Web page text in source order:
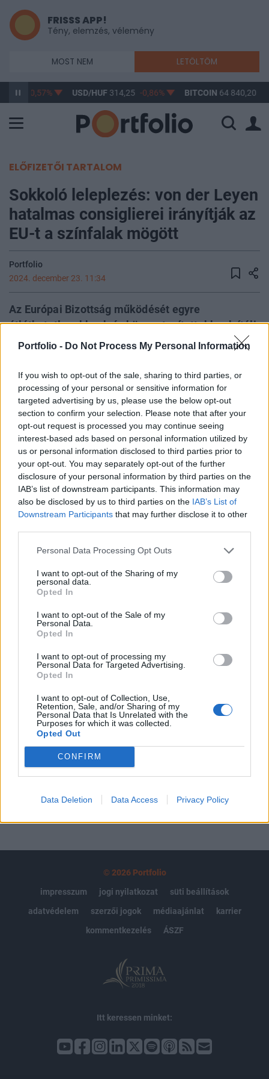
Portfolio - Do Not Process My Personal Information
If you wish to opt-out of the sale, sharing to third parties, or
processing of your personal or sensitive information for
targeted advertising by us, please use the below opt-out
section to confirm your selection. Please note that after your
opt-out request is processed you may continue seeing
interest-based ads based on personal information utilized by
us or personal information disclosed to third parties prior to
your opt-out. You may separately opt-out of the further
disclosure of your personal information by third parties on the
IAB’s list of downstream participants. This information may
also be disclosed by us to third parties on the IAB’s List of
Downstream Participants that may further disclose it to other
Personal Data Processing Opt Outs
I want to opt-out of the Sharing of my
personal data.
Opted In
I want to opt-out of the Sale of my
Personal Data.
Opted In
I want to opt-out of processing my
Personal Data for Targeted Advertising.
Opted In
I want to opt-out of Collection, Use,
Retention, Sale, and/or Sharing of my
Personal Data that Is Unrelated with the
Purposes for which it was collected.
Opted Out
CONFIRM
Data Deletion Data Access Privacy Policy
FRISSS APP!
Tény, elemzés, vélemény
MOST NEM LETÖLTÖM
-0,57% USD/HUF314,25 -0,86% BITCOIN 64 840,20
ELŐFIZETŐI TARTALOM
Sokkoló leleplezés: von der Leyen
hatalmas consiglierei irányítják az
EU-t a színfalak mögött
Portfolio
2024. december 23. 11:34
Az Európai Bizottság működését egyre
átláthatatlanabbnak és központosítottabbnak ítéli
Emily O’Reilly, az EU ombudsmanja, aki szerint
politikai kultúra kialakulásáért. Kritikái a
dokumentumokhoz való hozzáférés nehézségeire
és a Bizottság ellenőrzésének gyengeségeire is
rávilágítanak.
Back to Europe 2026Az áprilisi választások után
visszakerült az európai térképre Magyarország, a kormány
kiemelt célja az uniós források hazahozatala, illetve
hosszabb távon az euró bevezetése. Milyen utat kell
bejárnia Magyarországnak addig és mekkora lökést
adhatnak az uniós pénzek a gazdaságnak? Ezzel a
kérdéssel foglalkozik a Portfolio konferenciája, mely
szakértőkkel...
KEDVES OLVASÓNK!
tartozik, melynek olvasása előfizetéses
regisztrációhoz kötött.
Az előfizetés a következőket tartalmazza:
Portfolio.hu teljes cikkarchívum
kötéslistái
MÁR ELŐFIZETŐNK VAGY?BEJELENTKEZÉS
© 2026 Portfolio
impresszum
jogi nyilatkozat
süti beállítások
adatvédelem
szerzői jogok médiaajánlat
karrier
kommentkezelés
ÁSZF
Itt keressen minket: